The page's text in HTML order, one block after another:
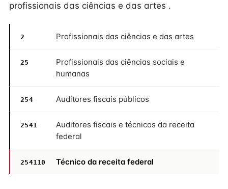
profissionais das ciências e das artes .
2 Profissionais das ciências e das artes
25
Profissionais das ciências sociais e
humanas
254 Auditores fiscais públicos
2541
Auditores fiscais e técnicos da receita
federal
254110 Técnico da receita federal